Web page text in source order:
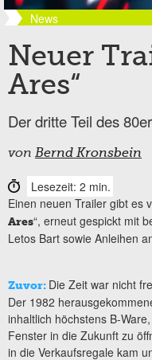
News
Neuer
Ares“
Der dritte Teil des
von Bernd Kronsbein
Lesezeit: 2 min.
Einen neuen Trailer gibt es
Ares“, erneut gespickt mit
Letos Bart sowie Anleihen
Zuvor: Die Zeit war nicht
Der 1982
inhaltlich höchstens B-
Fenster in die Zukunft zu
in die Verkaufsregale kam